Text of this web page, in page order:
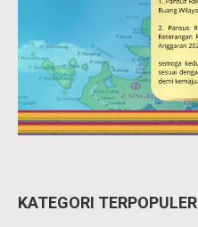
KATEGORI TERPOPULER